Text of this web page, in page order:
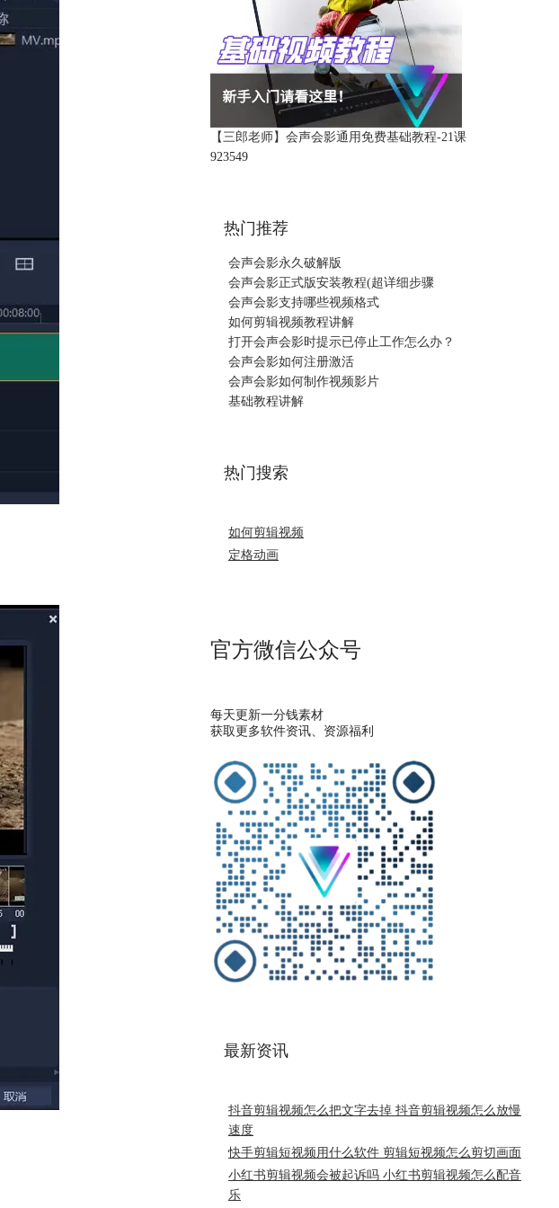
【三郎老师】会声会影通用免费基础教程-21课
923549
热门推荐
会声会影永久破解版
会声会影正式版安装教程(超详细步骤
会声会影支持哪些视频格式
如何剪辑视频教程讲解
打开会声会影时提示已停止工作怎么办？
会声会影如何注册激活
会声会影如何制作视频影片
基础教程讲解
热门搜索
如何剪辑视频
定格动画
官方微信公众号
每天更新一分钱素材
获取更多软件资讯、资源福利
最新资讯
抖音剪辑视频怎么把文字去掉 抖音剪辑视频怎么放慢
速度
快手剪辑短视频用什么软件 剪辑短视频怎么剪切画面
小红书剪辑视频会被起诉吗 小红书剪辑视频怎么配音
乐